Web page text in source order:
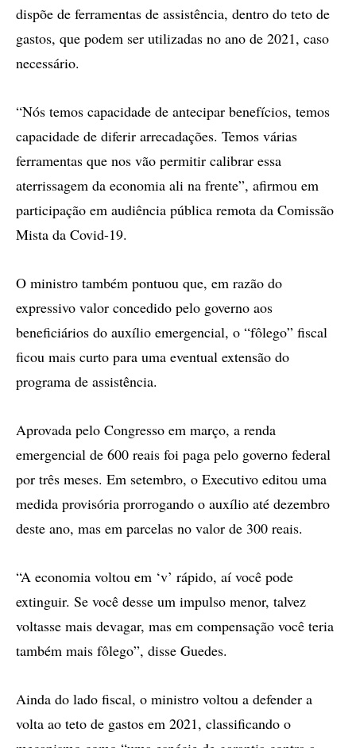
dispõe de ferramentas de assistência, dentro do teto de
gastos, que podem ser utilizadas no ano de 2021, caso
necessário.
“Nós temos capacidade de antecipar benefícios, temos
capacidade de diferir arrecadações. Temos várias
ferramentas que nos vão permitir calibrar essa
aterrissagem da economia ali na frente”, afirmou em
participação em audiência pública remota da Comissão
Mista da Covid-19.
O ministro também pontuou que, em razão do
expressivo valor concedido pelo governo aos
beneficiários do auxílio emergencial, o “fôlego” fiscal
ficou mais curto para uma eventual extensão do
programa de assistência.
Aprovada pelo Congresso em março, a renda
emergencial de 600 reais foi paga pelo governo federal
por três meses. Em setembro, o Executivo editou uma
medida provisória prorrogando o auxílio até dezembro
deste ano, mas em parcelas no valor de 300 reais.
“A economia voltou em ‘v’ rápido, aí você pode
extinguir. Se você desse um impulso menor, talvez
voltasse mais devagar, mas em compensação você teria
também mais fôlego”, disse Guedes.
Ainda do lado fiscal, o ministro voltou a defender a
volta ao teto de gastos em 2021, classificando o